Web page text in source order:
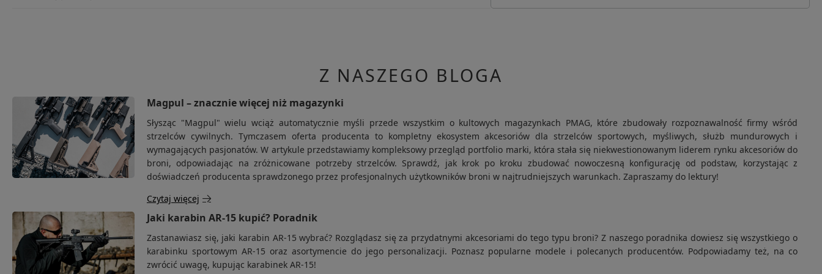
dni na sprowadzenie części produktów.
Twoje zamówienie jest kompletowane w magazynie. Niebawem zostanie przekazane do wysyłania.
Gotowe do wysłania:
Twoje zamówienie zostało spakowane i oczekuje na odbiór przez kuriera.
Wstrzymane:Realizacja Twojego zamówienia została wstrzymana. Powodem może być brak zamówionego przez Ciebie towaru w
magazynie. Skontaktuj się z Biurem Obsługi Klienta.
Z NASZEGO BLOGA
Magpul – znacznie więcej niż magazynki
Słysząc "Magpul" wielu wciąż automatycznie myśli przede wszystkim o kultowych magazynkach PMAG, które zbudowały rozpoznawalność firmy wśród
strzelców cywilnych. Tymczasem oferta producenta to kompletny ekosystem akcesoriów dla strzelców sportowych, myśliwych, służb mundurowych i
wymagających pasjonatów. W artykule przedstawiamy kompleksowy przegląd portfolio marki, która stała się niekwestionowanym liderem rynku akcesoriów do
broni, odpowiadając na zróżnicowane potrzeby strzelców. Sprawdź, jak krok po kroku zbudować nowoczesną konfigurację od podstaw, korzystając z
doświadczeń producenta sprawdzonego przez profesjonalnych użytkowników broni w najtrudniejszych warunkach. Zapraszamy do lektury!
Czytaj więcej
Jaki karabin AR-15 kupić? Poradnik
Zastanawiasz się, jaki karabin AR-15 wybrać? Rozglądasz się za przydatnymi akcesoriami do tego typu broni? Z naszego poradnika dowiesz się wszystkiego o
karabinku sportowym AR-15 oraz asortymencie do jego personalizacji. Poznasz popularne modele i polecanych producentów. Podpowiadamy też, na co
zwrócić uwagę, kupując karabinek AR-15!